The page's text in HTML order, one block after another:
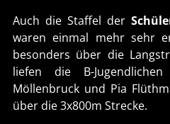
Auch die Staffel der
waren einmal mehr sehr
besonders über die
liefen die B-
Möllenbruck und Pia
über die 3x800m Strecke.